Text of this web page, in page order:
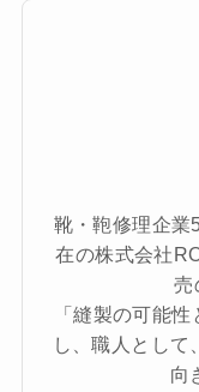
靴・鞄修理企業
在の株式会社
売
「縫製の可能
し、職人として
向